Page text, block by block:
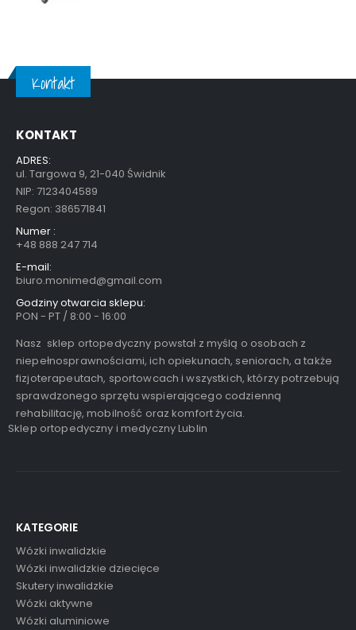
Kontakt
KONTAKT
ADRES:
ul. Targowa 9, 21-040 Świdnik
NIP: 7123404589
Regon: 386571841
Numer :
+48 888 247 714
E-mail:
biuro.monimed@gmail.com
Godziny otwarcia sklepu:
PON - PT / 8:00 - 16:00
Nasz sklep ortopedyczny powstał z myślą o osobach z
niepełnosprawnościami, ich opiekunach, seniorach, a także
fizjoterapeutach, sportowcach i wszystkich, którzy potrzebują
sprawdzonego sprzętu wspierającego codzienną
rehabilitację, mobilność oraz komfort życia.
Sklep ortopedyczny i medyczny Lublin
KATEGORIE
Wózki inwalidzkie
Wózki inwalidzkie dziecięce
Skutery inwalidzkie
Wózki aktywne
Wózki aluminiowe